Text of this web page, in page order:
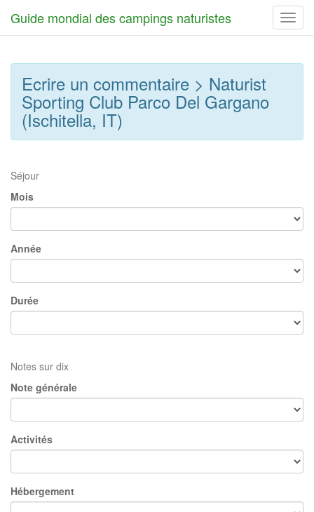
Guide mondial des campings naturistes
Ecrire un commentaire > Naturist
Sporting Club Parco Del Gargano
(Ischitella, IT)
Séjour
Mois
Année
Durée
Notes sur dix
Note générale
Activités
Hébergement